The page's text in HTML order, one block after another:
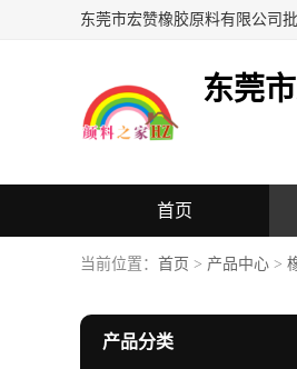
东莞
首页
当前位置： 首页 > 产品中心 >
产品分类